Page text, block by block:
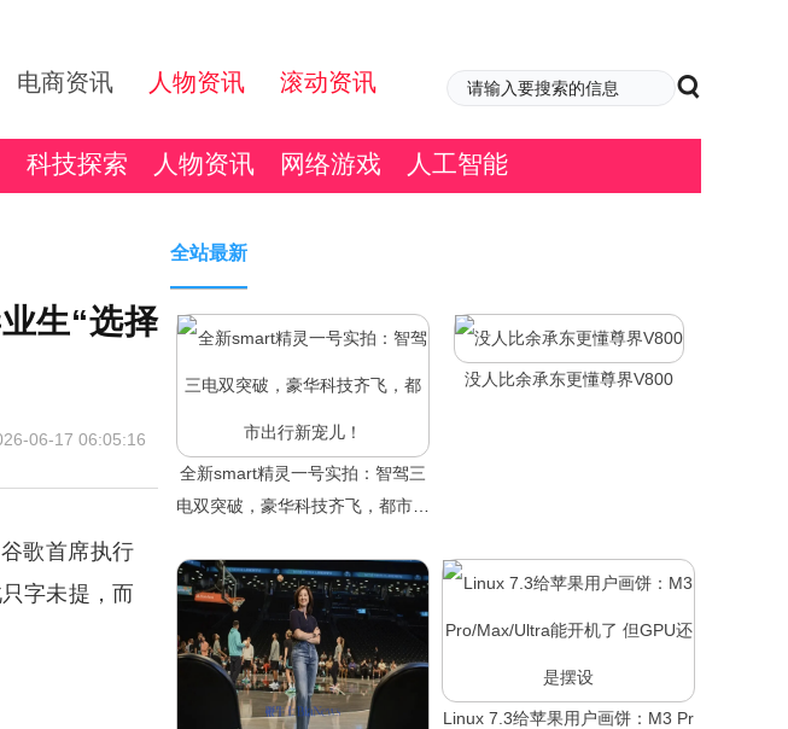
电商资讯 人物资讯 滚动资讯
科技探索 人物资讯 网络游戏 人工智能
生“选择
06-17 06:05:16
歌首席执行
字未提，而
全站最新
全新smart精灵一号实拍：智驾三
电双突破，豪华科技齐飞，都市出
没人比余承东更懂尊界V800
Linux 7.3给苹果用户画饼：M3 Pr